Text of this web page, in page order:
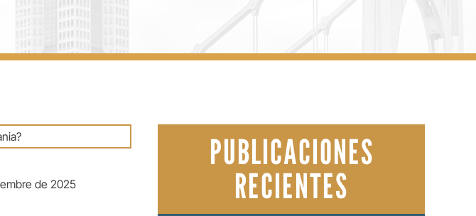
de 2025
PUBLICACIONES
RECIENTES